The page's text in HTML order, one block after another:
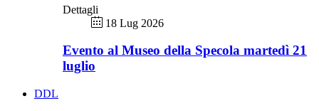
Dettagli
18 Lug 2026
Evento al Museo della Specola martedì 21
luglio
DDL